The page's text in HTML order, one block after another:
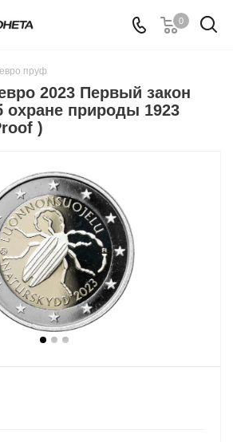
0
пруф
2023 Первый закон
природы 1923
)